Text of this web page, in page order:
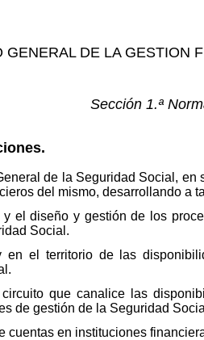
GENERAL DE LA GESTION
Sección 1.ª
de la Seguridad Social,
del mismo, desarrollando a
el diseño y gestión de los
Social.
el territorio de las
que canalice las
de gestión de la Seguridad
cuentas en instituciones